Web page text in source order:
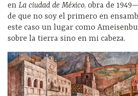
en La ciudad de México, obra de
de que no soy el primero en
este caso un lugar como
sobre la tierra sino en mi cabeza.